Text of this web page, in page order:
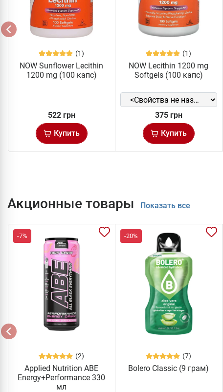
(1)
NOW Sunflower Lecithin
1200 mg (100 капс)
522 грн
Купить
(1)
NOW Lecithin 1200 mg
Softgels (100 капс)
375 грн
Купить
Акционные товары Показать все
-7%
(2)
Applied Nutrition ABE
Energy+Performance 330
мл
-20%
(7)
Bolero Classic (9 грам)